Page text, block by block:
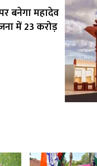
बनेगा महादेव
में 23 करोड़